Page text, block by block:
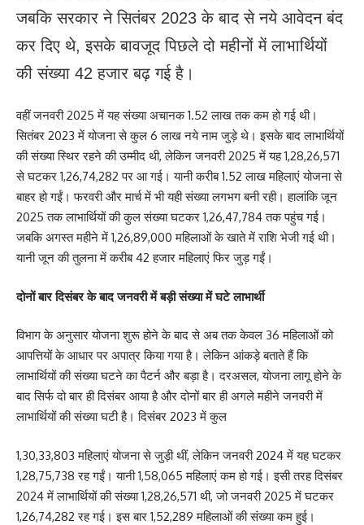
जबकि सरकार ने सितंबर 2023 के बाद से नये आवेदन बंद
कर दिए थे, इसके बावजूद पिछले दो महीनों में लाभार्थियों
की संख्या 42 हजार बढ़ गई है।
वहीं जनवरी 2025 में यह संख्या अचानक 1.52 लाख तक कम हो गई थी।
सितंबर 2023 में योजना से कुल 6 लाख नये नाम जुड़े थे। इसके बाद लाभार्थियों
की संख्या स्थिर रहने की उम्मीद थी, लेकिन जनवरी 2025 में यह 1,28,26,571
से घटकर 1,26,74,282 पर आ गई। यानी करीब 1.52 लाख महिलाएं योजना से
बाहर हो गईं। फरवरी और मार्च में भी यही संख्या लगभग बनी रही। हालांकि जून
2025 तक लाभार्थियों की कुल संख्या घटकर 1,26,47,784 तक पहुंच गई।
जबकि अगस्त महीने में 1,26,89,000 महिलाओं के खाते में राशि भेजी गई थी।
यानी जून की तुलना में करीब 42 हजार महिलाएं फिर जुड़ गईं।
दोनों बार दिसंबर के बाद जनवरी में बड़ी संख्या में घटे लाभार्थी
विभाग के अनुसार योजना शुरू होने के बाद से अब तक केवल 36 महिलाओं को
आपत्तियों के आधार पर अपात्र किया गया है। लेकिन आंकड़े बताते हैं कि
लाभार्थियों की संख्या घटने का पैटर्न और बड़ा है। दरअसल, योजना लागू होने के
बाद सिर्फ दो बार ही दिसंबर आया है और दोनों बार ही अगले महीने जनवरी में
लाभार्थियों की संख्या घटी है। दिसंबर 2023 में कुल
1,30,33,803 महिलाएं योजना से जुड़ी थीं, लेकिन जनवरी 2024 में यह घटकर
1,28,75,738 रह गईं। यानी 1,58,065 महिलाएं कम हो गई। इसी तरह दिसंबर
2024 में लाभार्थियों की संख्या 1,28,26,571 थी, जो जनवरी 2025 में घटकर
1,26,74,282 रह गई। इस बार 1,52,289 महिलाओं की संख्या कम हुई।